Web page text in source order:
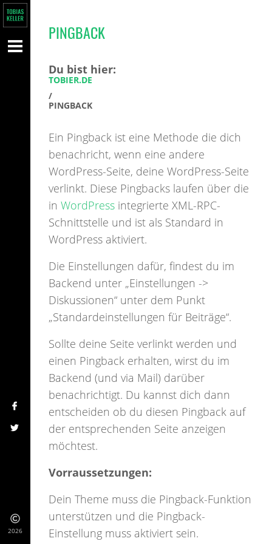
2026
PINGBACK
Du bist hier:
TOBIER.DE
/
PINGBACK
Ein Pingback ist eine Methode die dich
benachricht, wenn eine andere
WordPress-Seite, deine WordPress-Seite
verlinkt. Diese Pingbacks laufen über die
in WordPress integrierte XML-RPC-
Schnittstelle und ist als Standard in
WordPress aktiviert.
Die Einstellungen dafür, findest du im
Backend unter „Einstellungen ->
Diskussionen“ unter dem Punkt
„Standardeinstellungen für Beiträge“.
Sollte deine Seite verlinkt werden und
einen Pingback erhalten, wirst du im
Backend (und via Mail) darüber
benachrichtigt. Du kannst dich dann
entscheiden ob du diesen Pingback auf
der entsprechenden Seite anzeigen
möchtest.
Vorraussetzungen:
Dein Theme muss die Pingback-Funktion
unterstützen und die Pingback-
Einstellung muss aktiviert sein.